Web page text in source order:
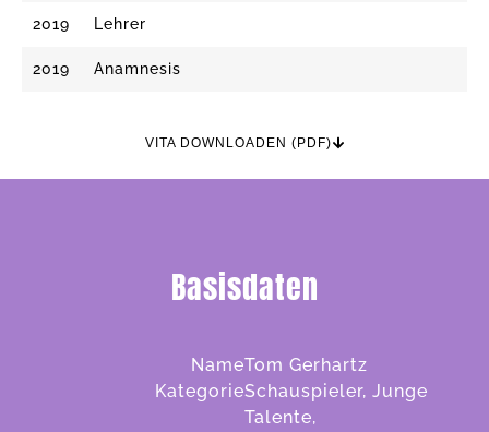
2019 Lehrer
2019 Anamnesis
VITA DOWNLOADEN (PDF)
Basisdaten
NameTom Gerhartz
KategorieSchauspieler, Junge
Talente,